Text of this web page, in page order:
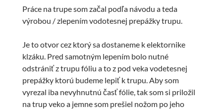
Práce na trupe som začal podľa návodu a teda
výrobou / zlepením vodotesnej prepážky trupu.
Je to otvor cez ktorý sa dostaneme k elektornike
klzáku. Pred samotným lepením bolo nutné
odstrániť z trupu fóliu a to z pod veka vodetesnej
prepážky ktorú budeme lepiť k trupu. Aby som
vyrezal iba nevyhnutnú časť fólie, tak som si priložil
na trup veko a jemne som prešiel nožom po jeho